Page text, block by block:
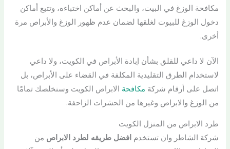
مكافحة الوزغ في البيت، والبحث عن أماكن اختباءه، وتتبع أماكن
دخول الوزغ للبيوت لغلقها لضمان عدم ظهور الوزغ والأبراص مرة
أخرى.
الآن لا داعي للقلق بشأن إبادة الأبراص في الكويت، ولا داعي
لاستخدام الطرق التقليدية المكلفة في القضاء على الأبراص، بل
اتصل على أرقام شركة مكافحة الابراص الكويت وسنخلصك تمامًا
من الوزغ والابراص وغيرها من الحشرات الزاحفة.
طرد الابراص من المنزل الكويت
شركة الشاطر وان تستخدمافضل طريقه لطرد الابراص من